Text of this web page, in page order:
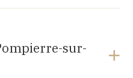
Place Clermont-
sur-